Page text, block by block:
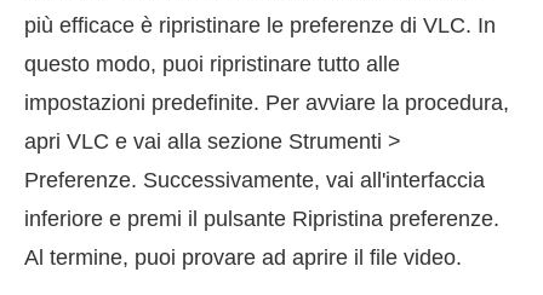
più efficace è ripristinare le preferenze di VLC. In
questo modo, puoi ripristinare tutto alle
impostazioni predefinite. Per avviare la procedura,
apri VLC e vai alla sezione Strumenti >
Preferenze. Successivamente, vai all'interfaccia
inferiore e premi il pulsante Ripristina preferenze.
Al termine, puoi provare ad aprire il file video.